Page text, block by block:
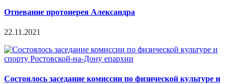
Отпевание протоиерея Александра
22.11.2021
Состоялось заседание комиссии по физической культуре и